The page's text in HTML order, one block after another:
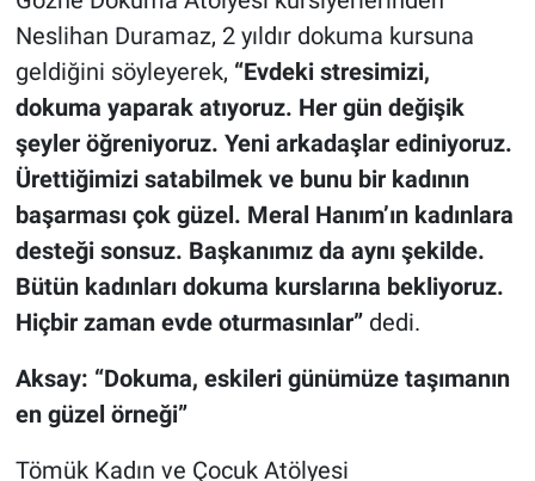
Neslihan Duramaz, 2 yıldır dokuma kursuna
geldiğini söyleyerek, “Evdeki stresimizi,
dokuma yaparak atıyoruz. Her gün değişik
şeyler öğreniyoruz. Yeni arkadaşlar ediniyoruz.
Ürettiğimizi satabilmek ve bunu bir kadının
başarması çok güzel. Meral Hanım’ın kadınlara
desteği sonsuz. Başkanımız da aynı şekilde.
Bütün kadınları dokuma kurslarına bekliyoruz.
Hiçbir zaman evde oturmasınlar” dedi.
Aksay: “Dokuma, eskileri günümüze taşımanın
en güzel örneği”
Tömük Kadın ve Çocuk Atölyesi